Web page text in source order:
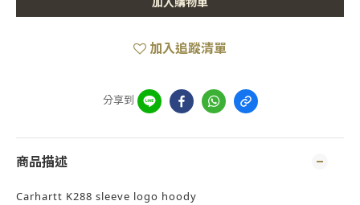
加入追蹤清單
分享到
商品描述
Carhartt K288 sleeve logo hoody